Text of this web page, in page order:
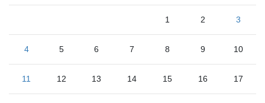
1 2 3
4 5 6 7 8 9 10
11 12 13 14 15 16 17